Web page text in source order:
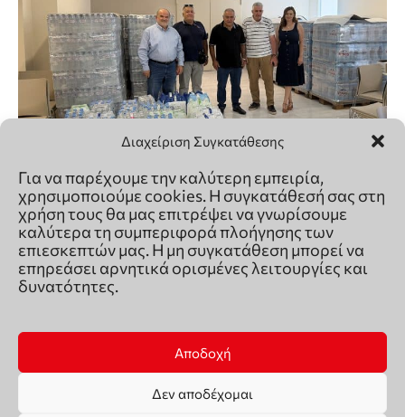
Διαχείριση Συγκατάθεσης
Για να παρέχουμε την καλύτερη εμπειρία,
χρησιμοποιούμε cookies. Η συγκατάθεσή σας στη
χρήση τους θα μας επιτρέψει να γνωρίσουμε
καλύτερα τη συμπεριφορά πλοήγησης των
επιεσκεπτών μας. Η μη συγκατάθεση μπορεί να
επηρεάσει αρνητικά ορισμένες λειτουργίες και
δυνατότητες.
Αποδοχή
Δεν αποδέχομαι